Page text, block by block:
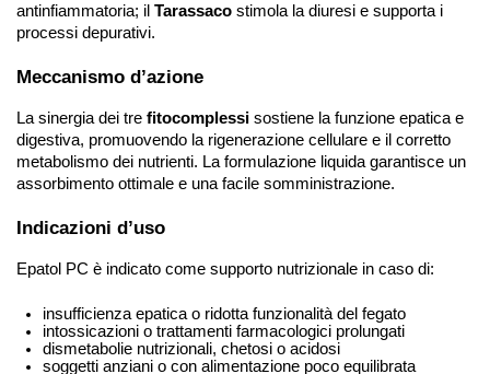
antinfiammatoria; il Tarassaco stimola la diuresi e supporta i
processi depurativi.
Meccanismo d’azione
La sinergia dei tre fitocomplessi sostiene la funzione epatica e
digestiva, promuovendo la rigenerazione cellulare e il corretto
metabolismo dei nutrienti. La formulazione liquida garantisce un
assorbimento ottimale e una facile somministrazione.
Indicazioni d’uso
Epatol PC è indicato come supporto nutrizionale in caso di:
insufficienza epatica o ridotta funzionalità del fegato
intossicazioni o trattamenti farmacologici prolungati
dismetabolie nutrizionali, chetosi o acidosi
soggetti anziani o con alimentazione poco equilibrata